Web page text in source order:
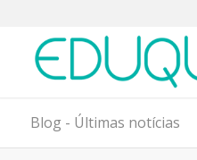
Blog - Últimas notícias